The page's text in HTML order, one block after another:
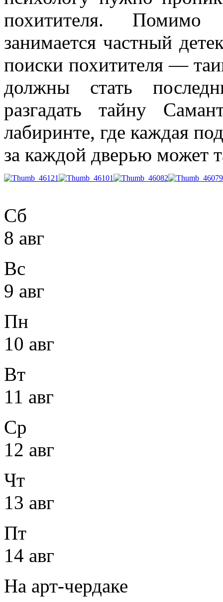
похитителя.
занимается частный
поиски похитителя —
должны стать
разгадать тайну
лабиринте, где каждая
за каждой дверью может
Сб
8 авг
Вс
9 авг
Пн
10 авг
Вт
11 авг
Ср
12 авг
Чт
13 авг
Пт
14 авг
На арт-чердаке